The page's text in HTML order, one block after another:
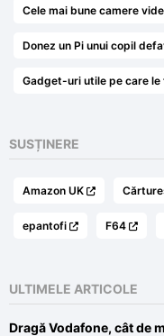
Cele mai bune camere
Donez un Pi unui copil
Gadget-uri utile pe care le
SUSȚINERE
Amazon UK
epantofi F64
ULTIMELE ARTICOLE
Dragă Vodafone, cât de